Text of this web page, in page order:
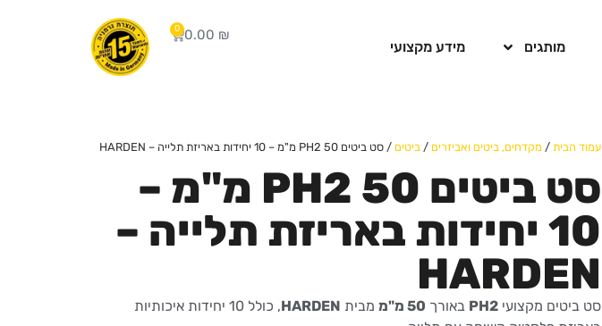
מותגים מידע מקצועי
0.00 ₪
0
עמוד הבית / מקדחים, ביטים ואביזרים / ביטים / סט ביטים PH2 50 מ"מ – 10 יחידות באריזת תלייה – HARDEN
סט ביטים PH2 50 מ"מ –
10 יחידות באריזת תלייה –
HARDEN
סט ביטים מקצועי PH2 באורך 50 מ"מ מבית HARDEN
, כולל 10 יחידות איכותיות